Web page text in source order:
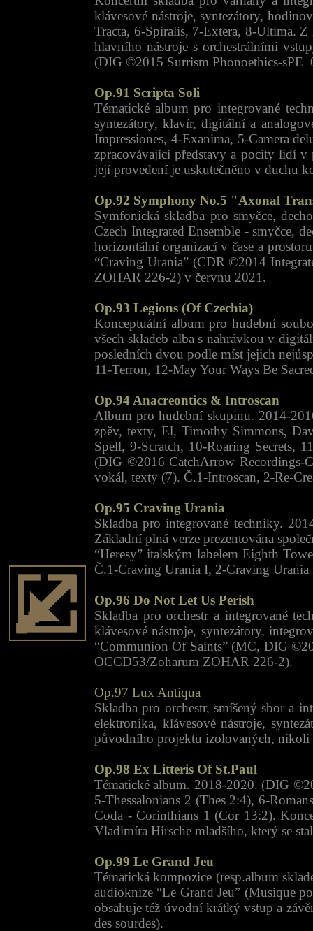
klávesové nástroje, syntezátory,
Tracta, 6-Spiralis, 7-Extera, 8-Ultima.
hlavního nástroje s orchestrálními
(DIG ©2015 Surrism Phonoethics-
Op.91 Scripta Soli
Tématické album pro integrované
syntezátory, klavír, digitální a
Impressiones, 4-Exanima, 5-Camera
zpracovávající představy a pocity lidí
její provedení je uskutečněno v duchu
Op.92 Symphony No.5 "Axonal
Symfonická skladba pro smyčce,
Czech Integrated Ensemble - smyčce,
horizontální organizací v čase a
“Craving Urania” (CDR ©2014
ZOHAR 226-2) v červnu 2021.
Op.93 Legions (Of Czechia)
Konceptuální album pro hudební
všech skladeb alba s nahrávkou v
posledních dvou podle míst jejich
11-Terron, 12-May Your Ways Be
Op.94 Anacreontics & Introscan
Album pro hudební skupinu. 2014-
zpěv, texty, El, Timothy Simmons,
Spell, 9-Scratch, 10-Roaring Secrets,
(DIG ©2016 CatchArrow Recordings-
vokál, texty (7). Č.1-Introscan, 2-Re-
Op.95 Craving Urania
Skladba pro integrované techniky.
Základní plná verze prezentována
“Heresy” italským labelem Eighth
Č.1-Craving Urania I, 2-Craving Urania
Op.96 Do Not Let Us Perish
Skladba pro orchestr a integrované
klávesové nástroje, syntezátory,
“Communion Of Saints” (MC, DIG
OCCD53/Zoharum ZOHAR 226-2).
Op.97 Lux Antiqua
Skladba pro orchestr, smíšený sbor a
elektronika, klávesové nástroje,
původního projektu izolovaných, nikoli
Op.98 Ex Litteris Of St.Paul
Tématické album. 2018-2020. (DIG
5-Thessalonians 2 (Thes 2:4), 6-
Coda - Corinthians 1 (Cor 13:2).
Vladimíra Hirsche mladšího, který se
Op.99 Le Grand Jeu
Tématická kompozice (resp.album
audioknize “Le Grand Jeu” (Musique
obsahuje též úvodní krátký vstup a
des sourdes).